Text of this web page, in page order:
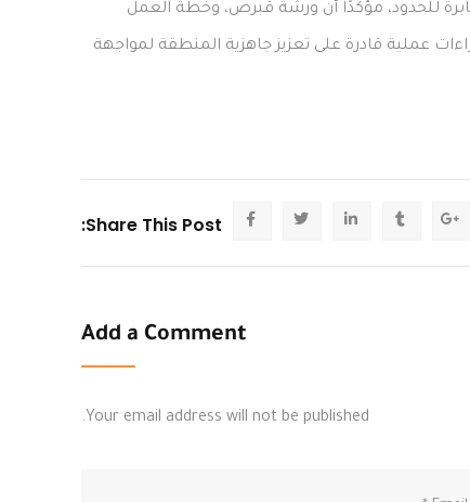
للحدود، مؤكدًا أن ورشة قبرص، وخطة العمل
عملية قادرة على تعزيز جاهزية المنطقة لمواجهة
Share This Post:
Add a Comment
Your email address will not be published.